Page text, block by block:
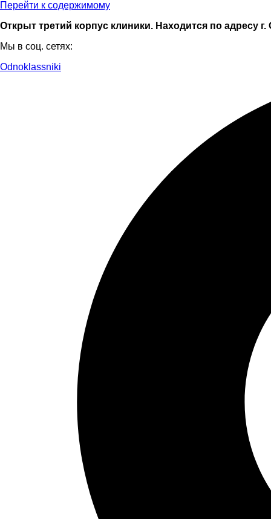
Перейти к содержимому
Открыт третий корпус клиники. Находится по адресу
Мы в соц. сетях:
Odnoklassniki